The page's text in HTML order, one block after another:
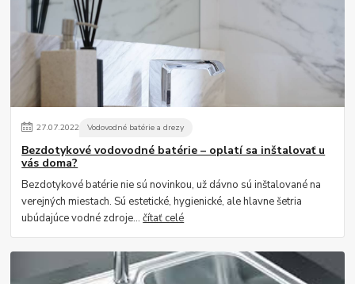
27.07.2022 Vodovodné batérie a drezy
Bezdotykové vodovodné batérie – oplatí sa inštalovať u
vás doma?
Bezdotykové batérie nie sú novinkou, už dávno sú inštalované na
verejných miestach. Sú estetické, hygienické, ale hlavne šetria
ubúdajúce vodné zdroje...čítať celé